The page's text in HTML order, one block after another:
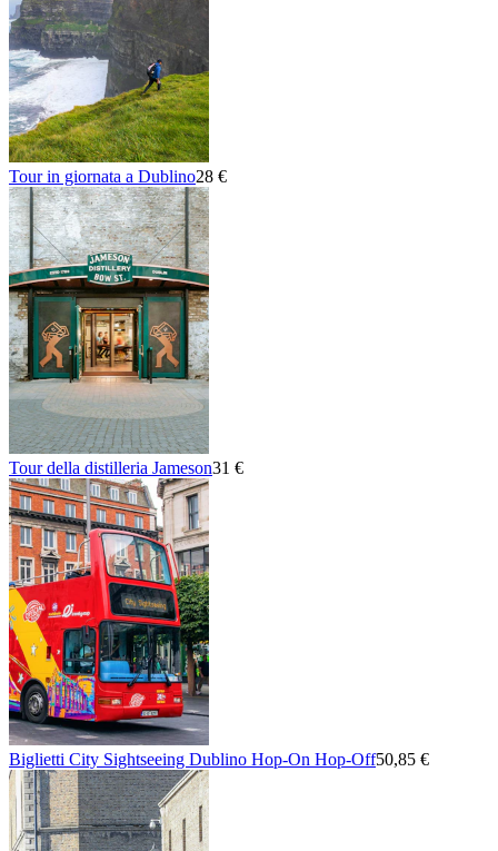
Tour in giornata a Dublino28 €
Tour della distilleria Jameson31 €
Biglietti City Sightseeing Dublino Hop-On Hop-Off50,85 €